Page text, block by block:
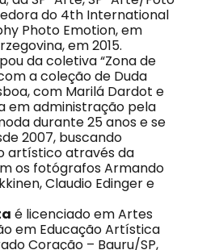
do 4th International
Photo Emotion, em
em 2015.
da coletiva “Zona de
a coleção de Duda
com Marilá Dardot e
em administração pela
durante 25 anos e se
2007, buscando
artístico através da
os fotógrafos Armando
Claudio Edinger e
é licenciado em Artes
em Educação Artística
Coração – Bauru/SP,